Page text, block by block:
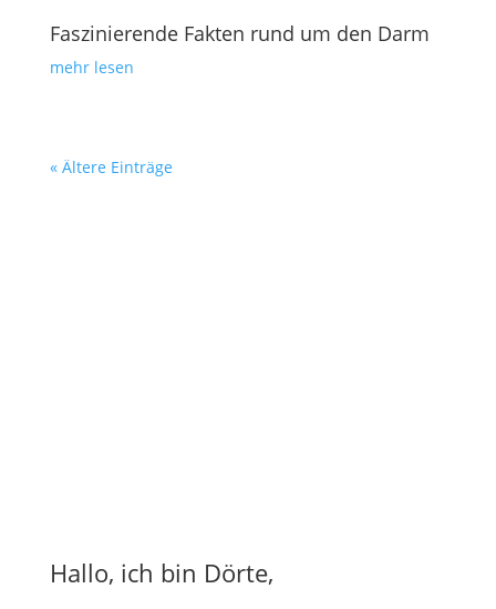
Faszinierende Fakten rund um den Darm
mehr lesen
« Ältere Einträge
Hallo, ich bin Dörte,